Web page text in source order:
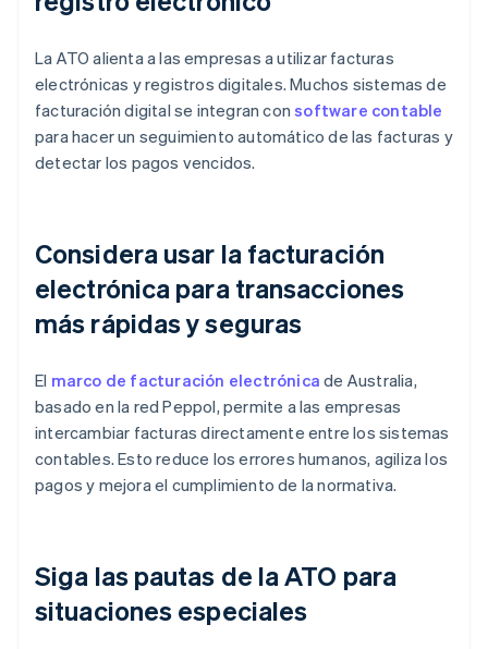
La ATO alienta a las empresas a utilizar facturas
electrónicas y registros digitales. Muchos sistemas de
facturación digital se integran consoftware contable
para hacer un seguimiento automático de las facturas y
detectar los pagos vencidos.
Considera usar la facturación
electrónica para transacciones
más rápidas y seguras
El marco de facturación electrónica de Australia,
basado en la red Peppol, permite a las empresas
intercambiar facturas directamente entre los sistemas
contables. Esto reduce los errores humanos, agiliza los
pagos y mejora el cumplimiento de la normativa.
Siga las pautas de la ATO para
situaciones especiales